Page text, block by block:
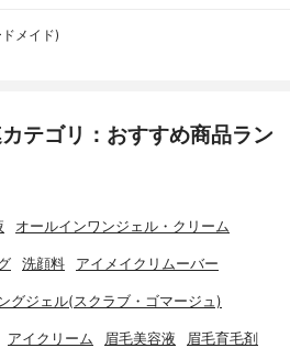
メイド)
テゴリ：おすすめ商品ラン
オールインワンジェル・クリーム
洗顔料 アイメイクリムーバー
グジェル(スクラブ・ゴマージュ)
アイクリーム 眉毛美容液 眉毛育毛剤